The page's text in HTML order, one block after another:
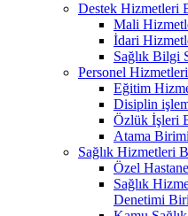
Destek Hizmetleri
Mali
İdari
Sağlık Bilgi
Personel Hizmetleri
Eğitim
Disiplin
Özlük İşleri
Atama Birimi
Sağlık Hizmetleri
Özel
Sağlık
Denetimi